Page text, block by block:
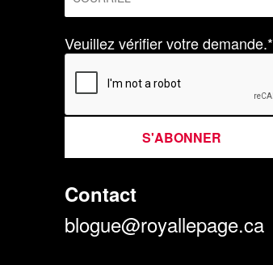
Veuillez vérifier votre demande.*
S'ABONNER
Contact
blogue@royallepage.ca